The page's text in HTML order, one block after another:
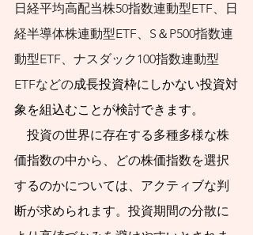
のためのスタートブ
ックとして活用して
いただければ幸いで
す。
日経平均高配当株50指数連動型ETF、日
経半導体株連動型ETF、S＆P500指数連
動型ETF、ナスダック100指数連動型
ETFなどの成長投資枠にしかない投資対
象を組込むことが検討できます。
投資の世界に存在する多種多様な株
価指数の中から、どの株価指数を選択
するのかについては、アクティブな判
断が求められます。投資期間の分散に